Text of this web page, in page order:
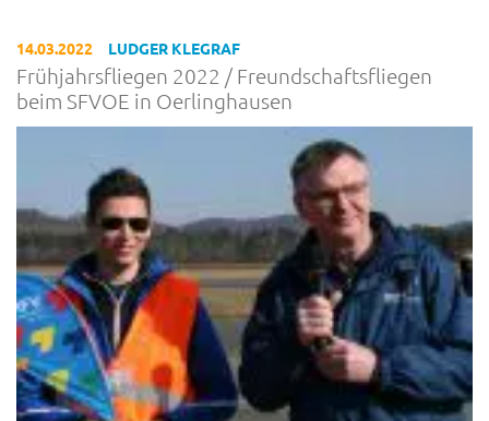
14.03.2022 LUDGER KLEGRAF
Frühjahrsfliegen 2022 / Freundschaftsfliegen
beim SFVOE in Oerlinghausen